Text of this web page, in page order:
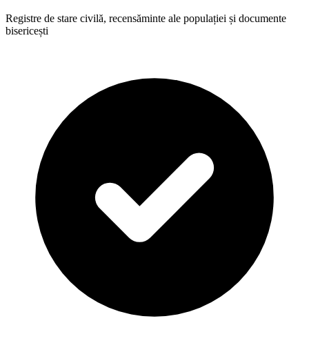
Registre de stare civilă, recensăminte ale populației și documente
bisericești